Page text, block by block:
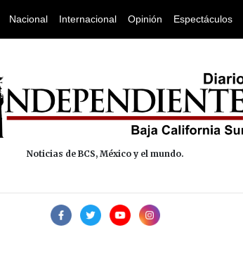
Nacional Internacional Opinión Espectáculos
Noticias de BCS, México y el mundo.